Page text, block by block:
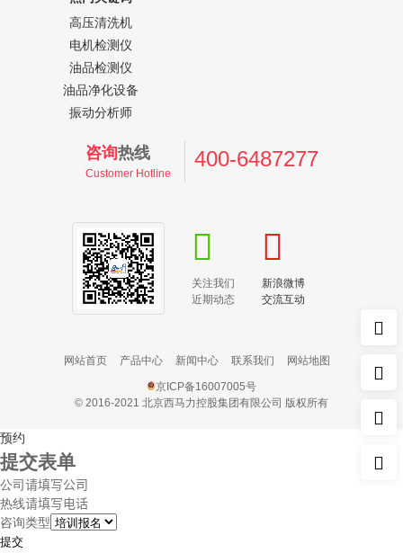
高压清洗机
电机检测仪
油品检测仪
油品净化设备
振动分析师
咨询热线
Customer Hotline
400-6487277
关注我们
近期动态
新浪微博
交流互动
网站首页 产品中心 新闻中心 联系我们 网站地图
京ICP备16007005号
© 2016-2021 北京西马力控股集团有限公司 版权所有
预约
提交表单
公司
热线
咨询类型
提交